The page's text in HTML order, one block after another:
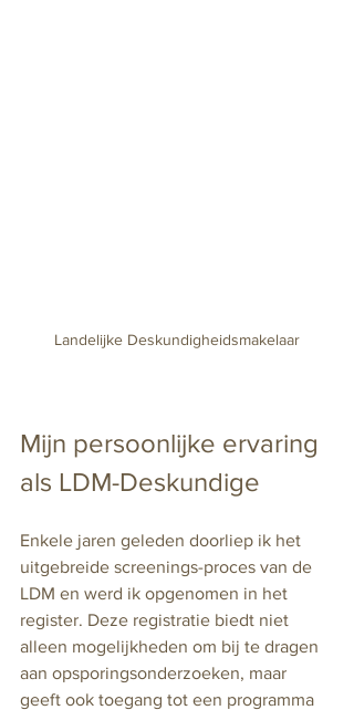
Landelijke Deskundigheidsmakelaar
Mijn persoonlijke ervaring
als LDM-Deskundige
Enkele jaren geleden doorliep ik het
uitgebreide screenings-proces van de
LDM en werd ik opgenomen in het
register. Deze registratie biedt niet
alleen mogelijkheden om bij te dragen
aan opsporingsonderzoeken, maar
geeft ook toegang tot een programma